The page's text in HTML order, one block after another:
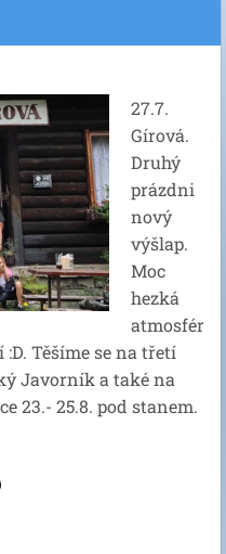
27.7.
Gírová.
Druhý
prázdni
nový
výšlap.
Moc
hezká
atmosfér
:D. Těšíme se na třetí
Javorník a také na
23.- 25.8. pod stanem.